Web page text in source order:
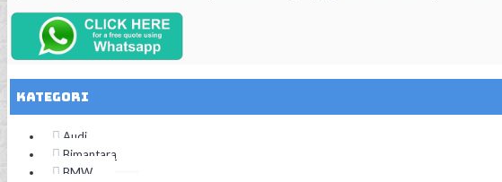
Kategori
Audi
Bimantara
BMW